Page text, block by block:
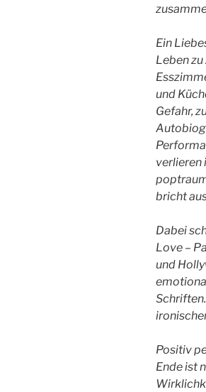
Ein
Leben
und
Gefahr,
verlieren
bricht
Dabei
Love –
und
Positiv
Ende ist